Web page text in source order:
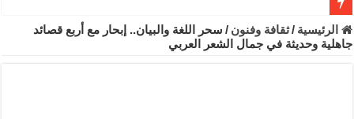
الأمن الداخلي يعثر على مقبرة جماعية في ريف اللاذقية تضم 9 جثامين
الوزير الشيباني يبحث في باريس تعزيز الاستقرار في سوريا
الرئيسية /ثقافة وفنون / سحر اللغة والبيان.. إبحار مع أربع قصائد
جاهلية وحديثة في جمال الشعر العربي